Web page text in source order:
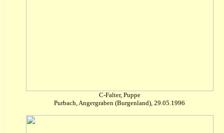
C-Falter, Puppe
Purbach, Angergraben (Burgenland), 29.05.1996